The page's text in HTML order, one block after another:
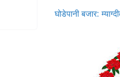
घोडेपानी बजार: